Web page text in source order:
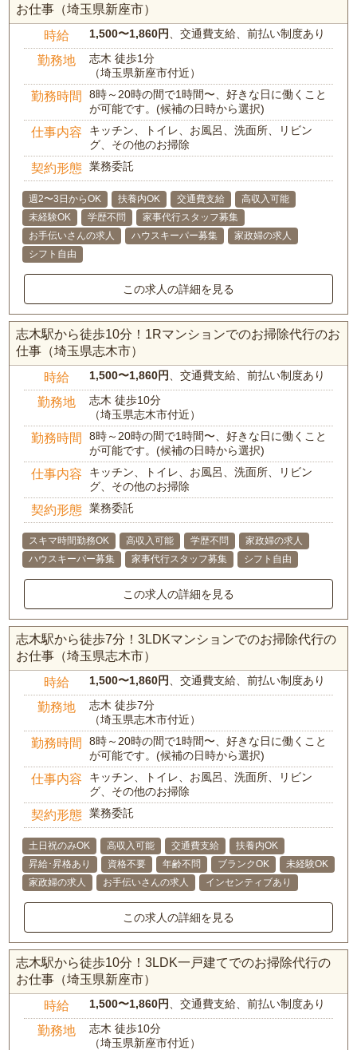
お仕事（埼玉県新座市）
時給 1,500〜1,860円 、交通費支給、前払い制度あり
勤務地
志木 徒歩1分
（埼玉県新座市付近）
勤務時間
8時～20時の間で1時間〜、好きな日に働くこと
が可能です。(候補の日時から選択)
仕事内容
キッチン、トイレ、お風呂、洗面所、リビン
グ、その他のお掃除
契約形態 業務委託
週2〜3日からOK 扶養内OK 交通費支給
高収入可能
未経験OK
学歴不問
家事代行スタッフ募集
お手伝いさんの求人
ハウスキーパー募集
家政婦の求人
シフト自由
この求人の詳細を見る
志木駅から徒歩10分！1Rマンションでのお掃除代行のお
仕事（埼玉県志木市）
時給 1,500〜1,860円 、交通費支給、前払い制度あり
勤務地
志木 徒歩10分
（埼玉県志木市付近）
勤務時間
8時～20時の間で1時間〜、好きな日に働くこと
が可能です。(候補の日時から選択)
仕事内容
キッチン、トイレ、お風呂、洗面所、リビン
グ、その他のお掃除
契約形態 業務委託
スキマ時間勤務OK 高収入可能 学歴不問
家政婦の求人
ハウスキーパー募集
家事代行スタッフ募集 シフト自由
この求人の詳細を見る
志木駅から徒歩7分！3LDKマンションでのお掃除代行の
お仕事（埼玉県志木市）
時給 1,500〜1,860円 、交通費支給、前払い制度あり
勤務地
志木 徒歩7分
（埼玉県志木市付近）
勤務時間
8時～20時の間で1時間〜、好きな日に働くこと
が可能です。(候補の日時から選択)
仕事内容
キッチン、トイレ、お風呂、洗面所、リビン
グ、その他のお掃除
契約形態 業務委託
土日祝のみOK 高収入可能 交通費支給
扶養内OK
昇給･昇格あり
資格不要 年齢不問 ブランクOK
未経験OK
家政婦の求人
お手伝いさんの求人 インセンティブあり
この求人の詳細を見る
志木駅から徒歩10分！3LDK一戸建てでのお掃除代行の
お仕事（埼玉県新座市）
時給 1,500〜1,860円 、交通費支給、前払い制度あり
勤務地
志木 徒歩10分
（埼玉県新座市付近）